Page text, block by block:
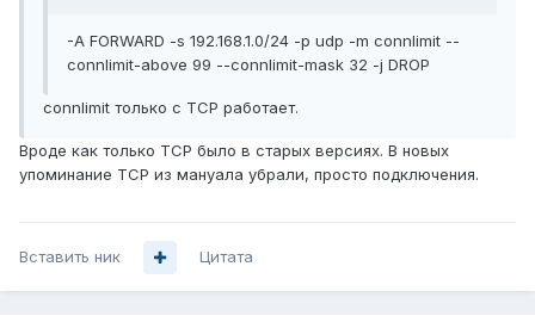
-A FORWARD -s 192.168.1.0/24 -p udp -m connlimit --
connlimit-above 99 --connlimit-mask 32 -j DROP
connlimit только с TCP работает.
Вроде как только TCP было в старых версиях. В новых
упоминание TCP из мануала убрали, просто подключения.
Вставить ник Цитата